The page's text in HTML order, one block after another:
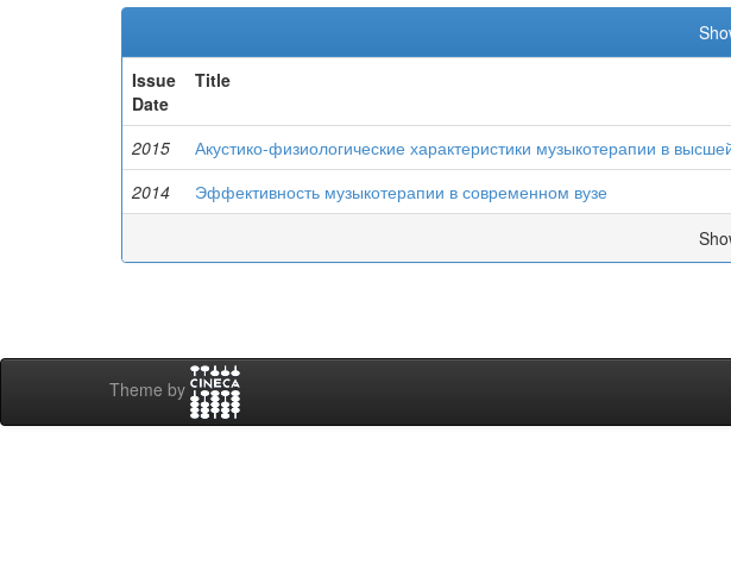
Issue
Date
Title
2015 Акустико-физиологические характеристики музыкотерапии в
2014
Эффективность музыкотерапии в современном вузе
Theme by